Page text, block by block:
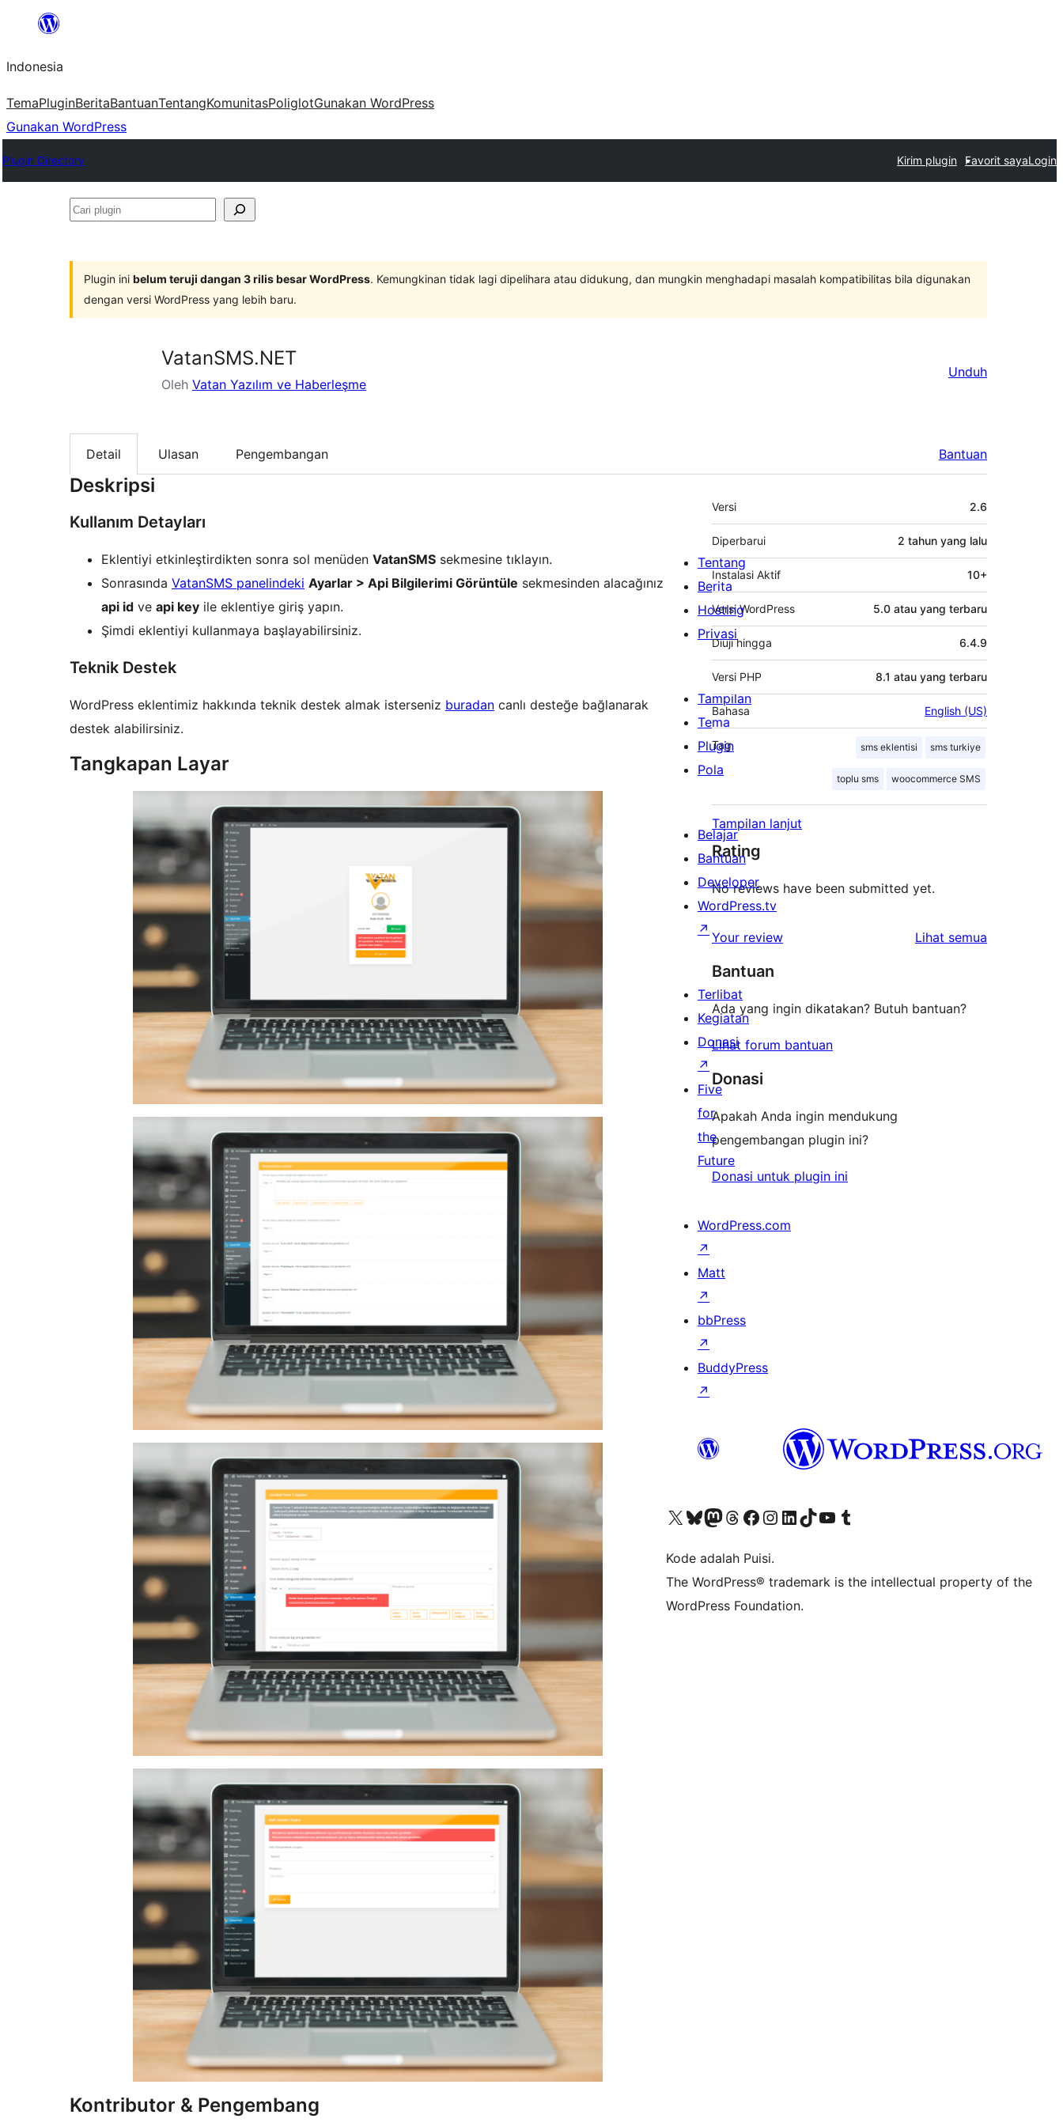
Lewati
konten
Indonesia
TemaPluginBeritaBantuanTentangKomunitasPoliglotGunakan WordPress
Gunakan WordPress
Plugin Directory Kirim plugin Favorit sayaLogin
Cari
Plugin ini belum teruji dangan 3 rilis besar WordPress. Kemungkinan tidak lagi dipelihara atau didukung, dan mungkin menghadapi masalah kompatibilitas bila digunakan
dengan versi WordPress yang lebih baru.
VatanSMS.NET
Oleh Vatan Yazılım ve Haberleşme
Unduh
Detail Ulasan Pengembangan Bantuan
Deskripsi
Kullanım Detayları
Eklentiyi etkinleştirdikten sonra sol menüden VatanSMS sekmesine tıklayın.
Sonrasında VatanSMS panelindeki Ayarlar > Api Bilgilerimi Görüntüle sekmesinden alacağınız
api id ve api key ile eklentiye giriş yapın.
Şimdi eklentiyi kullanmaya başlayabilirsiniz.
Teknik Destek
WordPress eklentimiz hakkında teknik destek almak isterseniz buradan canlı desteğe bağlanarak
destek alabilirsiniz.
Tangkapan Layar
Kontributor & Pengembang
Meta
Versi 2.6
Diperbarui 2 tahun yang lalu
Instalasi Aktif 10+
Versi WordPress 5.0 atau yang terbaru
Diuji hingga 6.4.9
Versi PHP 8.1 atau yang terbaru
Bahasa English (US)
Tag sms eklentisi sms turkiye
toplu sms woocommerce SMS
Tampilan lanjut
Rating
No reviews have been submitted yet.
Your review Lihat semua
Bantuan
Ada yang ingin dikatakan? Butuh bantuan?
Lihat forum bantuan
Donasi
Apakah Anda ingin mendukung
pengembangan plugin ini?
Donasi untuk plugin ini
Tentang
Berita
Hosting
Privasi
Tampilan
Tema
Plugin
Pola
Belajar
Bantuan
Developer
WordPress.tv
↗
Terlibat
Kegiatan
Donasi
↗
Five
for
the
Future
WordPress.com
↗
Matt
↗
bbPress
↗
BuddyPress
↗
Kunjungi akun X (sebelumnya Twitter) kamiVisit our Bluesky account
Kunjungi akun Mastodon kami
Visit our Threads account
Kunjungi halaman Facebook kamiKunjungi akun Instagram kamiKunjungi akun LinkedIn kami
Visit our TikTok account
Kunjungi channel YouTube kamiVisit our Tumblr account
Kode adalah Puisi.
The WordPress® trademark is the intellectual property of the
WordPress Foundation.